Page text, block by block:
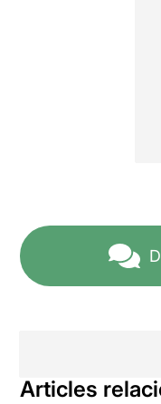
Articles